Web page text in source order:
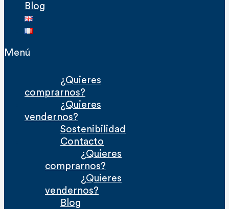
Blog
Menú
¿Quieres
comprarnos?
¿Quieres
vendernos?
Sostenibilidad
Contacto
¿Quieres
comprarnos?
¿Quieres
vendernos?
Blog